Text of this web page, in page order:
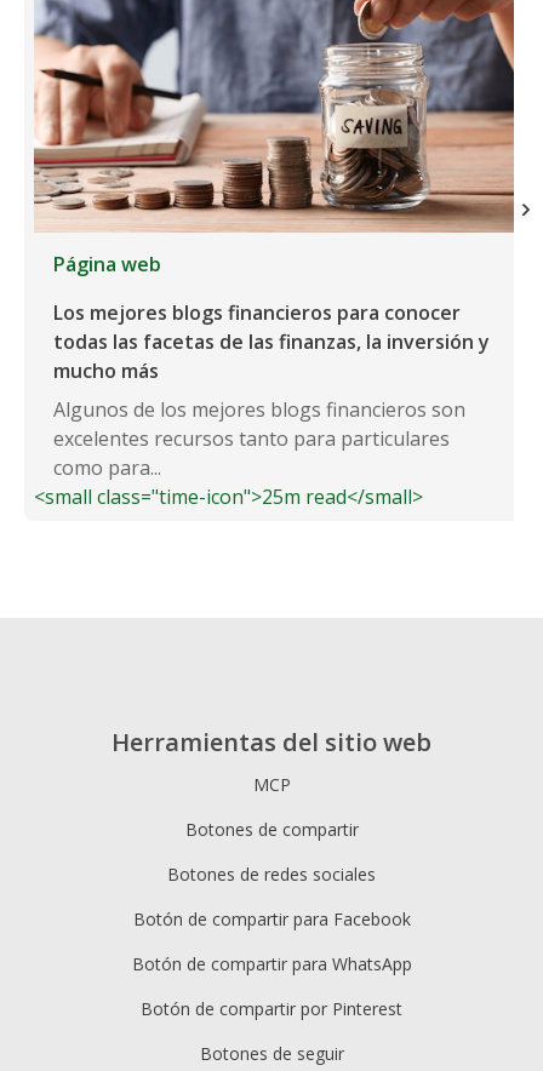
Página web
Los mejores blogs financieros para conocer
todas las facetas de las finanzas, la inversión y
mucho más
Algunos de los mejores blogs financieros son
excelentes recursos tanto para particulares
como para...
<small class="time-icon">25m read</small>
Herramientas del sitio web
MCP
Botones de compartir
Botones de redes sociales
Botón de compartir para Facebook
Botón de compartir para WhatsApp
Botón de compartir por Pinterest
Botones de seguir